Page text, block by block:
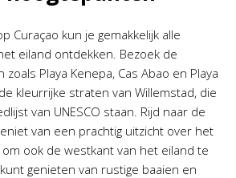
Curaçao kun je gemakkelijk alle
eiland ontdekken. Bezoek de
Playa Kenepa, Cas Abao en Playa
kleurrijke straten van Willemstad, die
van UNESCO staan. Rijd naar de
van een prachtig uitzicht over het
ook de westkant van het eiland te
genieten van rustige baaien en